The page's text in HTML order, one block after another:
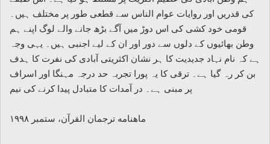
کی قدریں اور روایات عوام الناس سے قطعی طور پر مختلف ہیں۔
قومی خود کشی کی اس دوڑ میں آگے بڑھ جانے والے لوگ اپنے ہم
وطن بھائیوں کے دلوں سے دور اور ان کے لیے اجنبی ہیں۔ یہی وجہ
ہے کہ نام نہاد جدیدیت کا ہر نشان اکثریتی آبادی کی نفرت کا ہدف
بن کر رہ گیا ہے۔ ترقی کا یہ پورا تجربہ حد درجہ مہنگا اور اسراف
پر مبنی ہے۔ در آمدات کا متبادل پیدا کرنے کی نیم
ماهنامه ترجمان القرآن، ستمبر ۱۹۹۸